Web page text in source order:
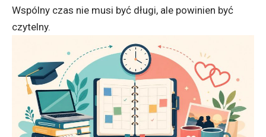
Wspólny czas nie musi być długi, ale powinien być
czytelny.